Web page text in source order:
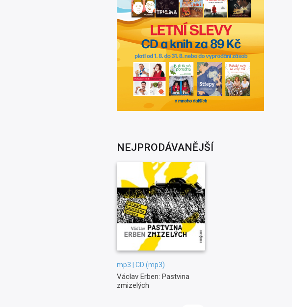
NEJPRODÁVANĚJŠÍ
mp3 | CD (mp3)
Václav Erben: Pastvina
zmizelých